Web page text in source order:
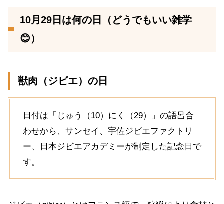
10月29日は何の日（どうでもいい雑学
😊）
獣肉（ジビエ）の日
日付は「じゅう（10）にく（29）」の語呂合
わせから、サンセイ、宇佐ジビエファクトリ
ー、日本ジビエアカデミーが制定した記念日で
す。